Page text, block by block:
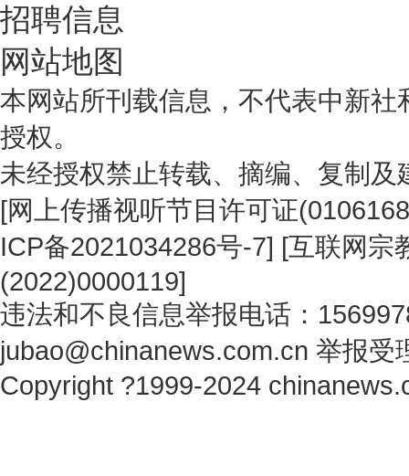
招聘信息
网站地图
本网站所刊载信息，不代表中新
授权。
未经授权禁止转载、摘编、复制
[网上传播视听节目许可证
ICP备2021034286号-7] [互联网宗
(2022)0000119]
违法和不良信息举报电话：
jubao@chinanews.com.cn 举报受
Copyright ?1999-2024